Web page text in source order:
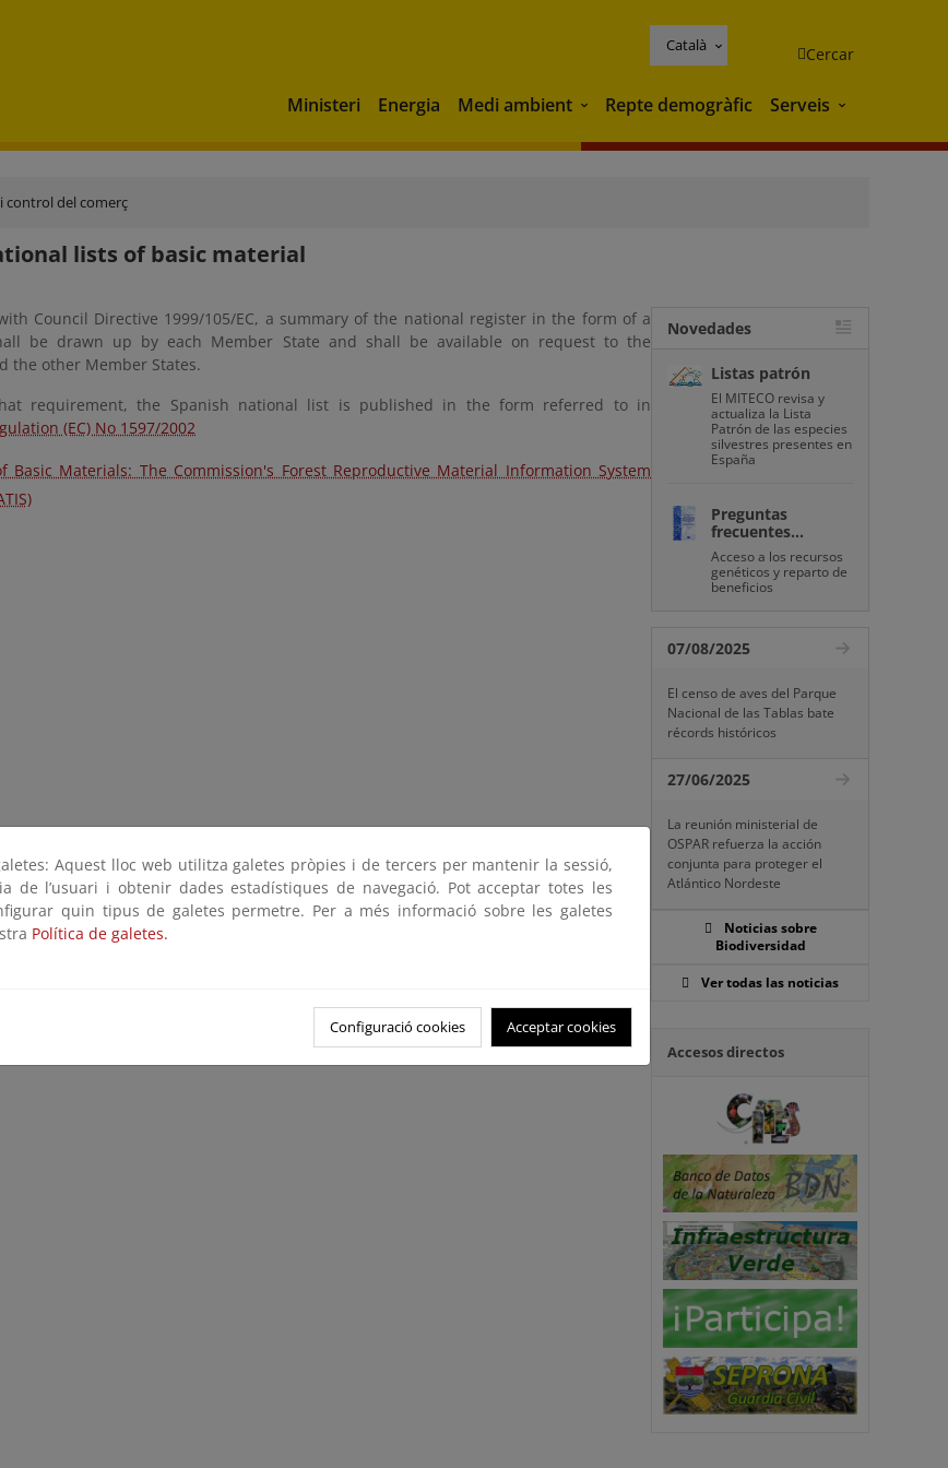
Català Cercar
Ministeri Energia Medi ambient Medi ambient
Repte demogràfic Serveis Serveis
control del comerç
lists of basic material
Council Directive 1999/105/EC, a summary of the national register in the form of a
be drawn up by each Member State and shall be available on request to the
the other Member States.
requirement, the Spanish national list is published in the form referred to in
(EC) No 1597/2002
Basic Materials: The Commission's Forest Reproductive Material Information System
Novedades
Listas patrón
El MITECO revisa y
actualiza la Lista
Patrón de las especies
silvestres presentes en
España
Preguntas
frecuentes...
Acceso a los recursos
genéticos y reparto de
beneficios
07/08/2025
El censo de aves del Parque
Nacional de las Tablas bate
récords históricos
27/06/2025
La reunión ministerial de
OSPAR refuerza la acción
conjunta para proteger el
Atlántico Nordeste
Noticias sobre
Biodiversidad
Ver todas las noticias
Accesos directos
Aquest lloc web utilitza galetes pròpies i de tercers per mantenir la sessió,
de l’usuari i obtenir dades estadístiques de navegació. Pot acceptar totes les
quin tipus de galetes permetre. Per a més informació sobre les galetes
Política de galetes.
Configuració cookies Acceptar cookies